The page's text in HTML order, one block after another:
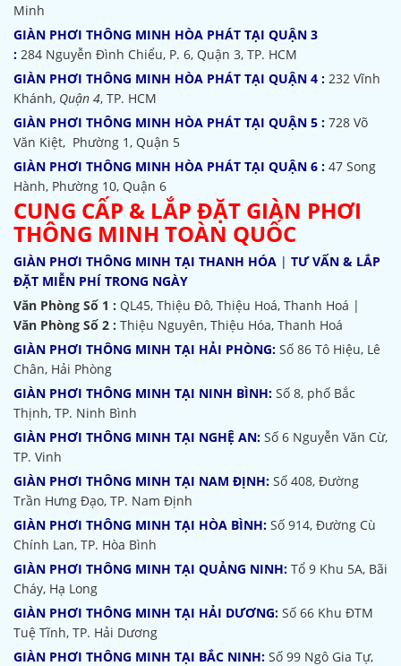
Minh
GIÀN PHƠI THÔNG MINH HÒA PHÁT TẠI QUẬN 3
: 284 Nguyễn Đình Chiểu, P. 6, Quận 3, TP. HCM
GIÀN PHƠI THÔNG MINH HÒA PHÁT TẠI QUẬN 4 : 232 Vĩnh
Khánh, Quận 4, TP. HCM
GIÀN PHƠI THÔNG MINH HÒA PHÁT TẠI QUẬN 5 : 728 Võ
Văn Kiệt, Phường 1, Quận 5
GIÀN PHƠI THÔNG MINH HÒA PHÁT TẠI QUẬN 6 : 47 Song
Hành, Phường 10, Quận 6
CUNG CẤP & LẮP ĐẶT GIÀN PHƠI
THÔNG MINH TOÀN QUỐC
GIÀN PHƠI THÔNG MINH TẠI THANH HÓA | TƯ VẤN & LẮP
ĐẶT MIỄN PHÍ TRONG NGÀY
Văn Phòng Số 1 : QL45, Thiệu Đô, Thiệu Hoá, Thanh Hoá |
Văn Phòng Số 2 : Thiệu Nguyên, Thiệu Hóa, Thanh Hoá
GIÀN PHƠI THÔNG MINH TẠI HẢI PHÒNG: Số 86 Tô Hiệu, Lê
Chân, Hải Phòng
GIÀN PHƠI THÔNG MINH TẠI NINH BÌNH: Số 8, phố Bắc
Thịnh, TP. Ninh Bình
GIÀN PHƠI THÔNG MINH TẠI NGHỆ AN: Số 6 Nguyễn Văn Cừ,
TP. Vinh
GIÀN PHƠI THÔNG MINH TẠI NAM ĐỊNH: Số 408, Đường
Trần Hưng Đạo, TP. Nam Định
GIÀN PHƠI THÔNG MINH TẠI HÒA BÌNH: Số 914, Đường Cù
Chính Lan, TP. Hòa Bình
GIÀN PHƠI THÔNG MINH TẠI QUẢNG NINH: Tổ 9 Khu 5A, Bãi
Cháy, Hạ Long
GIÀN PHƠI THÔNG MINH TẠI HẢI DƯƠNG: Số 66 Khu ĐTM
Tuệ Tĩnh, TP. Hải Dương
GIÀN PHƠI THÔNG MINH TẠI BẮC NINH: Số 99 Ngô Gia Tự,